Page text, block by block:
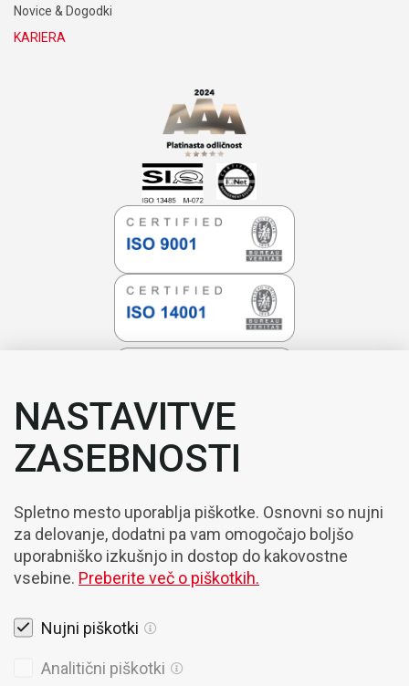
Novice & Dogodki
KARIERA
NASTAVITVE
ZASEBNOSTI
Spletno mesto uporablja piškotke. Osnovni so nujni
za delovanje, dodatni pa vam omogočajo boljšo
uporabniško izkušnjo in dostop do kakovostne
vsebine. Preberite več o piškotkih.
Nujni piškotki
Analitični piškotki